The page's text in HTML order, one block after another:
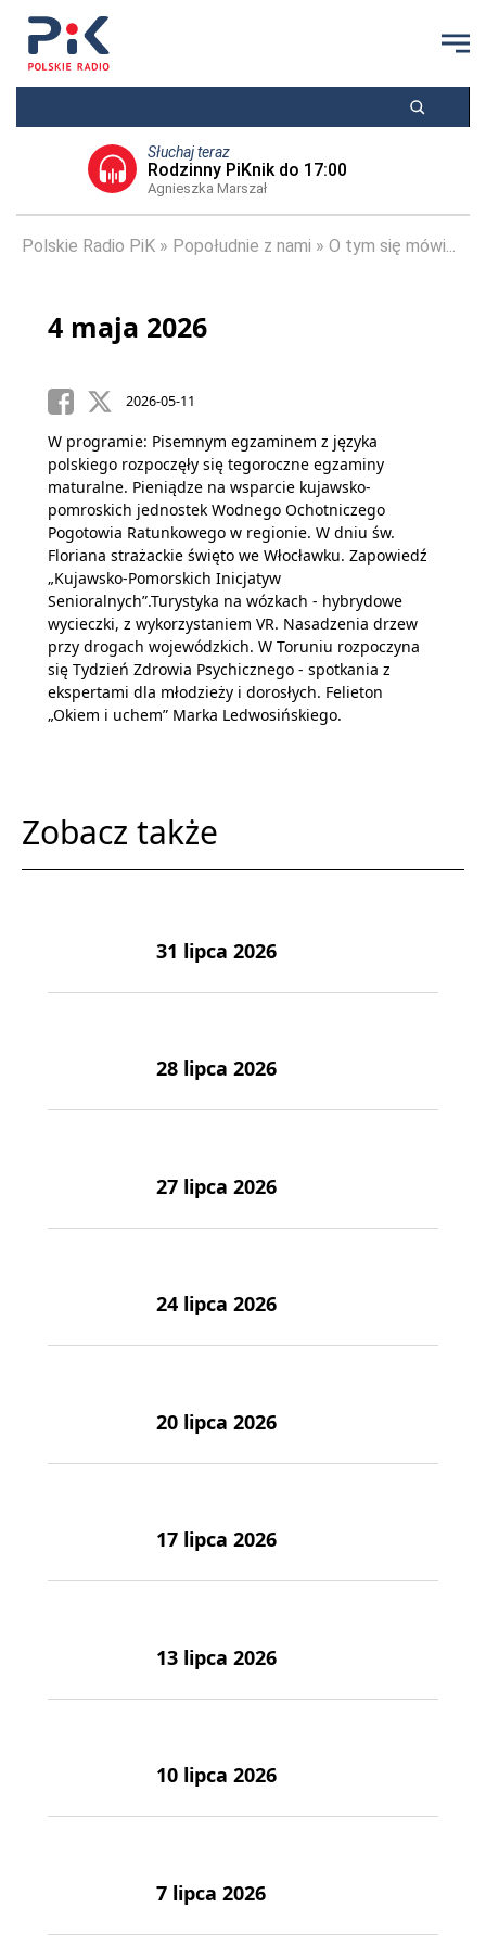
Słuchaj teraz
Rodzinny PiKnik do 17:00
Agnieszka Marszał
Polskie Radio PiK Popołudnie z nami O tym się mówi...
4 maja 2026
2026-05-11
W programie: Pisemnym egzaminem z języka
polskiego rozpoczęły się tegoroczne egzaminy
maturalne. Pieniądze na wsparcie kujawsko-
pomroskich jednostek Wodnego Ochotniczego
Pogotowia Ratunkowego w regionie. W dniu św.
Floriana strażackie święto we Włocławku. Zapowiedź
„Kujawsko-Pomorskich Inicjatyw
Senioralnych”.Turystyka na wózkach - hybrydowe
wycieczki, z wykorzystaniem VR. Nasadzenia drzew
przy drogach wojewódzkich. W Toruniu rozpoczyna
się Tydzień Zdrowia Psychicznego - spotkania z
ekspertami dla młodzieży i dorosłych. Felieton
„Okiem i uchem” Marka Ledwosińskiego.
Zobacz także
31 lipca 2026
28 lipca 2026
27 lipca 2026
24 lipca 2026
20 lipca 2026
17 lipca 2026
13 lipca 2026
10 lipca 2026
7 lipca 2026